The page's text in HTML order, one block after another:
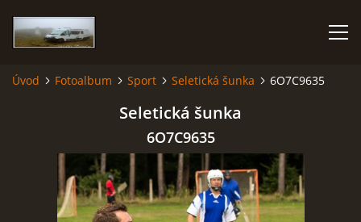
CESTOVÁNÍ
Úvod Fotoalbum Sport Seletická šunka 6O7C9635
Seletická šunka
6O7C9635